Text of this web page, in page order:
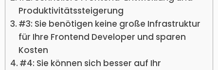
Produktivitätssteigerung
#3: Sie benötigen keine große Infrastruktur
für Ihre Frontend Developer und sparen
Kosten
#4: Sie können sich besser auf Ihr